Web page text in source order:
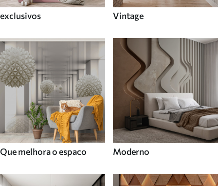
exclusivos Vintage
Que melhora o espaco Moderno